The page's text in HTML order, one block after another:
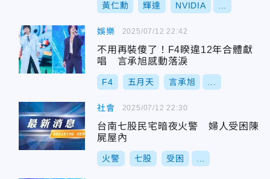
黃仁勳 輝達 NVIDIA
娛樂
不用再裝傻了！F4睽違12年合體獻
唱 言承旭感動落淚
F4 五月天 言承旭
2025/07/12 22:42
社會
台南七股民宅暗夜火警 婦人受困陳
屍屋內
火警 七股 受困
2025/07/12 22:30